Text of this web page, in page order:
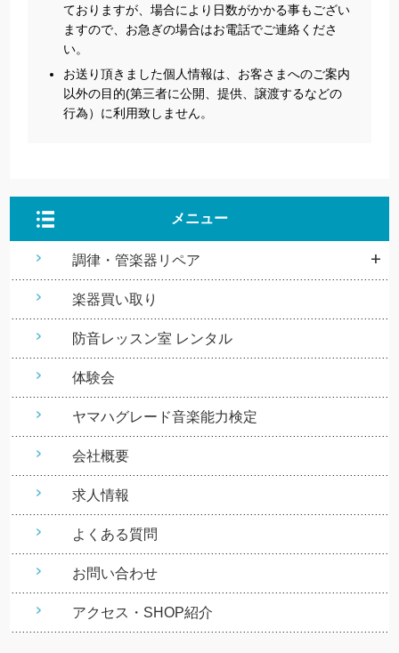
ておりますが、場合により日数がかかる事もござい
ますので、お急ぎの場合はお電話でご連絡くださ
い。
お送り頂きました個人情報は、お客さまへのご案内
以外の目的(第三者に公開、提供、譲渡するなどの
行為）に利用致しません。
メニュー
調律・管楽器リペア
楽器買い取り
防音レッスン室 レンタル
体験会
ヤマハグレード音楽能力検定
会社概要
求人情報
よくある質問
お問い合わせ
アクセス・SHOP紹介